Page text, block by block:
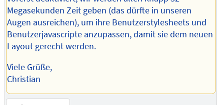
Megasekunden Zeit geben (das dürfte in unseren
Augen ausreichen), um ihre Benutzerstylesheets und
Benutzerjavascripte anzupassen, damit sie dem neuen
Layout gerecht werden.
Viele Grüße,
Christian